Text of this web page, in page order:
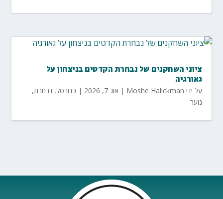
ציוני השחקנים של נבחרת הקדטים בניצחון על
גאורגיה
על ידי Moshe Halickman
| אוג 7, 2026 | כדורסל, נבחרת,
נוער